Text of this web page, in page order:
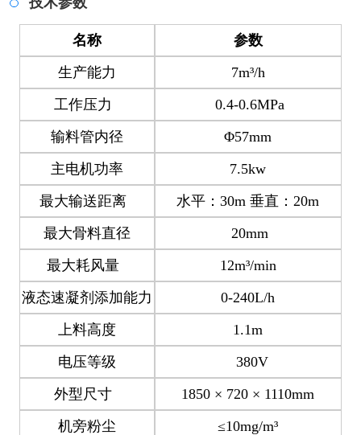
名称
参数
生产能力
7m³/h
工作压力
0.4-0.6MPa
输料管内径
Φ57mm
主电机功率
7.5kw
最大输送距离
水平：30m 垂直：20m
最大骨料直径
20mm
最大耗风量
12m³/min
液态速凝剂添加能力
0-240L/h
上料高度
1.1m
电压等级
380V
外型尺寸
1850 × 720 × 1110mm
机旁粉尘
≤10mg/m³